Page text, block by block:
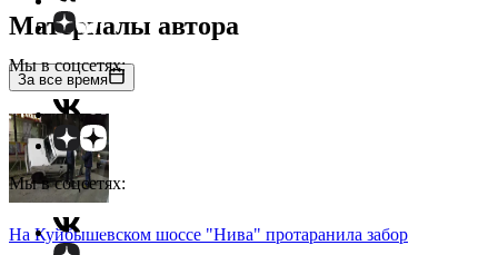
Мы в соцсетях:
Мы в соцсетях:
Материалы автора
За все время
На Куйбышевском шоссе "Нива" протаранила забор